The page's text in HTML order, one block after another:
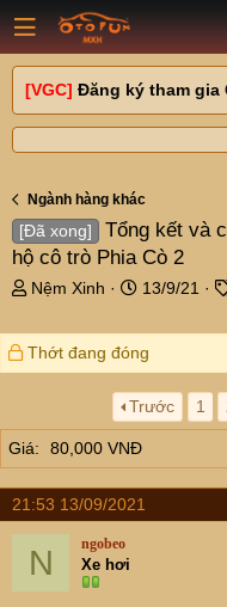
[VGC] Đăng ký tham gia
Ngành hàng khác
[Đã xong]
Tổng kết và
hộ cô trò Phia Cò 2
T
r
e
a
t
a
r
t
r
Nệm Xinh
N
à
y
g
ử
i
13/9/21
Thớt đang đóng
Trước 1
Giá 80,000 VNĐ
21:53 13/09/2021
N ngobeo
Xe hơi